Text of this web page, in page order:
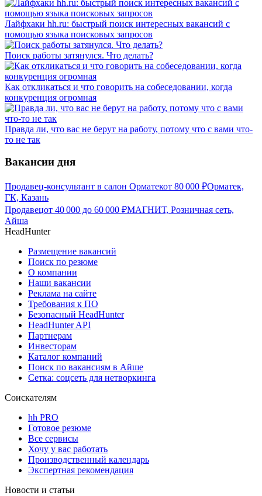
Лайфхаки hh.ru: быстрый поиск интересных вакансий с
помощью языка поисковых запросов
Поиск работы затянулся. Что делать?
Как откликаться и что говорить на собеседовании, когда
конкуренция огромная
Правда ли, что вас не берут на работу, потому что с вами что-
то не так
Вакансии дня
Продавец-консультант в салон Орматекот 80 000 ₽Орматек,
ГК, Казань
Продавецот 40 000 до 60 000 ₽МАГНИТ, Розничная сеть,
Айша
HeadHunter
Размещение вакансий
Поиск по резюме
О компании
Наши вакансии
Реклама на сайте
Требования к ПО
Безопасный HeadHunter
HeadHunter API
Партнерам
Инвесторам
Каталог компаний
Поиск по вакансиям в Айше
Сетка: соцсеть для нетворкинга
Соискателям
hh PRO
Готовое резюме
Все сервисы
Хочу у вас работать
Производственный календарь
Экспертная рекомендация
Новости и статьи